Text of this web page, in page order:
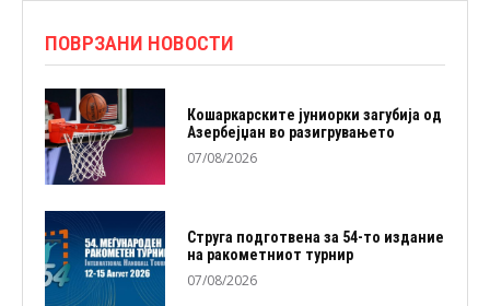
ПОВРЗАНИ НОВОСТИ
Кошаркарските јуниорки загубија од
Азербејџан во разигрувањето
07/08/2026
Струга подготвена за 54-то издание
на ракометниот турнир
07/08/2026